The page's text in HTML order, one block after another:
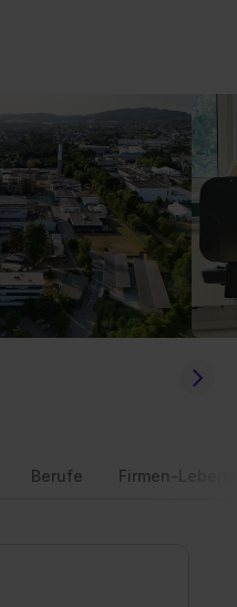
Berufe Firmen-